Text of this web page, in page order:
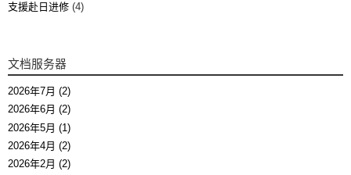
支援赴日进修 (4)
文档服务器
2026年7月 (2)
2026年6月 (2)
2026年5月 (1)
2026年4月 (2)
2026年2月 (2)